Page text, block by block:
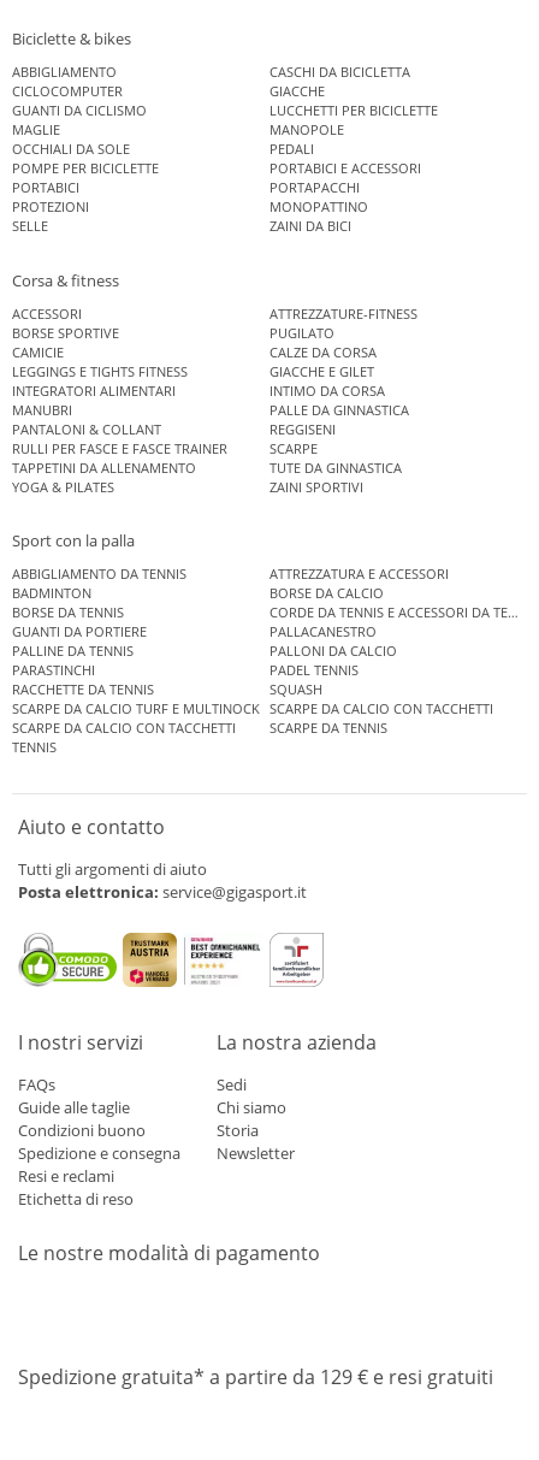
Biciclette & bikes
ABBIGLIAMENTO
CASCHI DA BICICLETTA
CICLOCOMPUTER
GIACCHE
GUANTI DA CICLISMO
LUCCHETTI PER BICICLETTE
MAGLIE
MANOPOLE
OCCHIALI DA SOLE
PEDALI
POMPE PER BICICLETTE
PORTABICI E ACCESSORI
PORTABICI
PORTAPACCHI
PROTEZIONI
MONOPATTINO
SELLE
ZAINI DA BICI
Corsa & fitness
ACCESSORI
ATTREZZATURE-FITNESS
BORSE SPORTIVE
PUGILATO
CAMICIE
CALZE DA CORSA
LEGGINGS E TIGHTS FITNESS
GIACCHE E GILET
INTEGRATORI ALIMENTARI
INTIMO DA CORSA
MANUBRI
PALLE DA GINNASTICA
PANTALONI & COLLANT
REGGISENI
RULLI PER FASCE E FASCE TRAINER
SCARPE
TAPPETINI DA ALLENAMENTO
TUTE DA GINNASTICA
YOGA & PILATES
ZAINI SPORTIVI
Sport con la palla
ABBIGLIAMENTO DA TENNIS
ATTREZZATURA E ACCESSORI
BADMINTON
BORSE DA CALCIO
BORSE DA TENNIS
CORDE DA TENNIS E ACCESSORI DA TENNIS
GUANTI DA PORTIERE
PALLACANESTRO
PALLINE DA TENNIS
PALLONI DA CALCIO
PARASTINCHI
PADEL TENNIS
RACCHETTE DA TENNIS
SQUASH
SCARPE DA CALCIO TURF E MULTINOCK SCARPE DA CALCIO CON TACCHETTI
SCARPE DA CALCIO CON TACCHETTI
SCARPE DA TENNIS
TENNIS
Aiuto e contatto
Tutti gli argomenti di aiuto
Posta elettronica: service@gigasport.it
I nostri servizi
FAQs
Guide alle taglie
Condizioni buono
Spedizione e consegna
Resi e reclami
Etichetta di reso
La nostra azienda
Sedi
Chi siamo
Storia
Newsletter
Le nostre modalità di pagamento
Spedizione gratuita* a partire da 129 € e resi gratuiti